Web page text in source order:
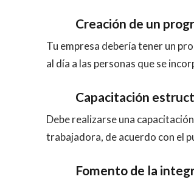
Creación de un
Tu empresa debería tener un
al día a las personas que se
Capacitación
Debe realizarse una
trabajadora, de acuerdo con el
Fomento de la